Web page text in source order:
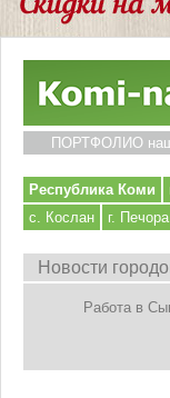
ПОРТФОЛИО
Республика Коми
с. Кослан
г. Печора
Новости
Работа в